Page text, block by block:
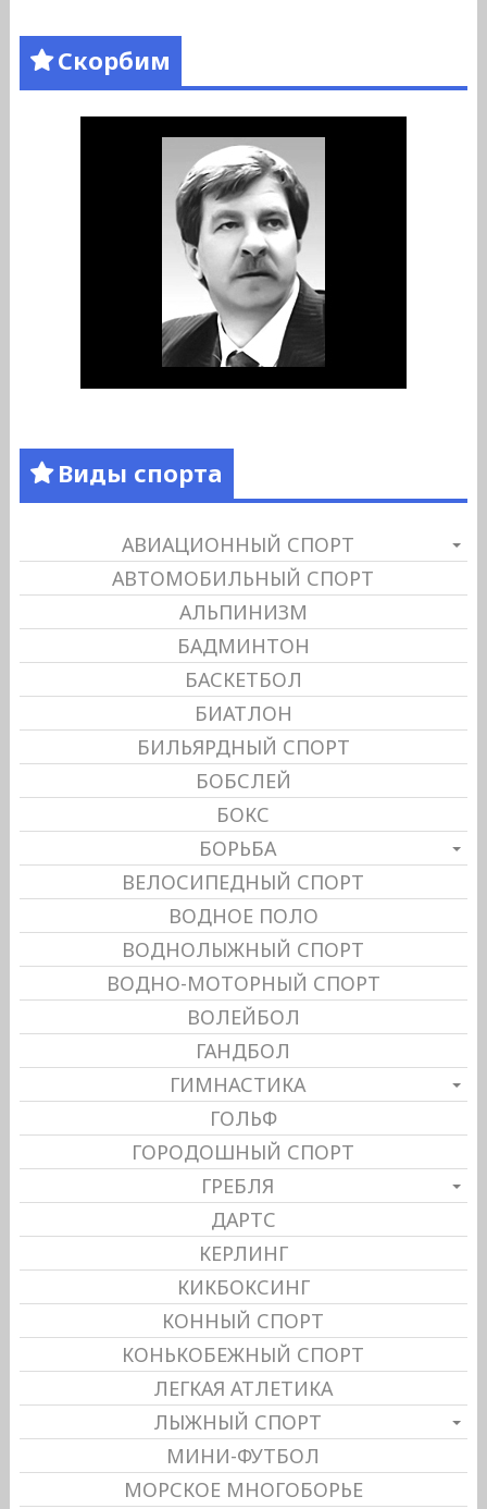
Скорбим
Виды спорта
АВИАЦИОННЫЙ СПОРТ
АВТОМОБИЛЬНЫЙ СПОРТ
АЛЬПИНИЗМ
БАДМИНТОН
БАСКЕТБОЛ
БИАТЛОН
БИЛЬЯРДНЫЙ СПОРТ
БОБСЛЕЙ
БОКС
БОРЬБА
ВЕЛОСИПЕДНЫЙ СПОРТ
ВОДНОЕ ПОЛО
ВОДНОЛЫЖНЫЙ СПОРТ
ВОДНО-МОТОРНЫЙ СПОРТ
ВОЛЕЙБОЛ
ГАНДБОЛ
ГИМНАСТИКА
ГОЛЬФ
ГОРОДОШНЫЙ СПОРТ
ГРЕБЛЯ
ДАРТС
КЕРЛИНГ
КИКБОКСИНГ
КОННЫЙ СПОРТ
КОНЬКОБЕЖНЫЙ СПОРТ
ЛЕГКАЯ АТЛЕТИКА
ЛЫЖНЫЙ СПОРТ
МИНИ-ФУТБОЛ
МОРСКОЕ МНОГОБОРЬЕ